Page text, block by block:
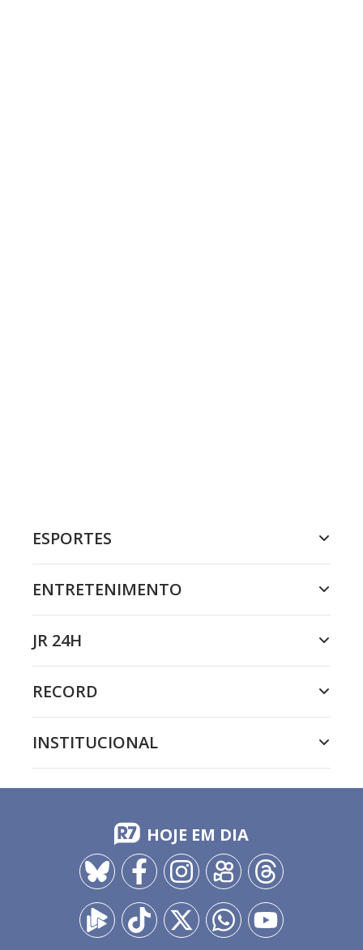
ESPORTES
ENTRETENIMENTO
JR 24H
RECORD
INSTITUCIONAL
HOJE EM DIA